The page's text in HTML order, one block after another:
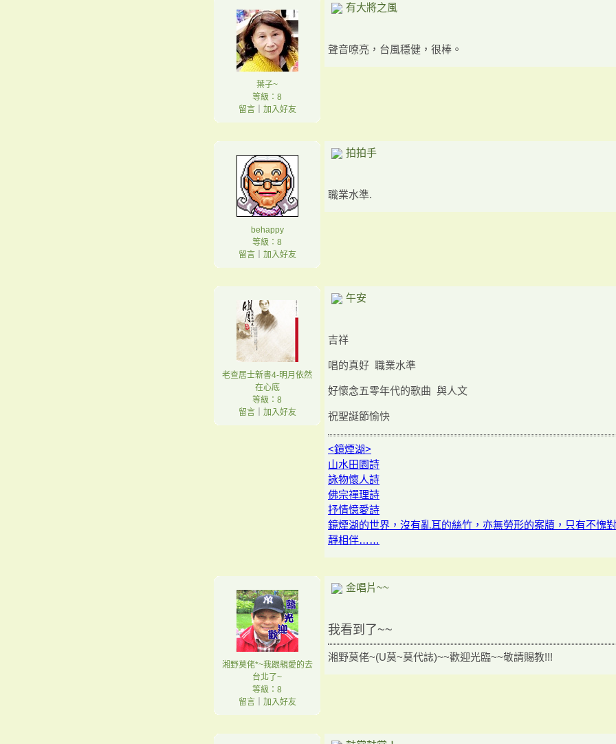
葉子~
等級：8
留言｜ 加入好友
有大將之風
聲音嘹亮，台風穩健，很棒。
behappy
等級：8
留言｜ 加入好友
拍拍手
職業水準.
老查居士新書4-明月依然
在心底
等級：8
留言｜ 加入好友
午安
吉祥
唱的真好 職業水準
好懷念五零年代的歌曲 與人文
祝聖誕節愉快
<鏡煙湖>
山水田園詩
詠物懷人詩
佛宗禪理詩
抒情憶愛詩
鏡煙湖的世界，沒有亂耳的絲竹，亦無勞形的案牘，只有不愧
靜相伴……
湘野莫佬*~我跟親愛的去
台北了~
等級：8
留言｜ 加入好友
金唱片~~
我看到了~~
湘野莫佬~(U莫~莫代誌)~~歡迎光臨~~敬請賜教!!!